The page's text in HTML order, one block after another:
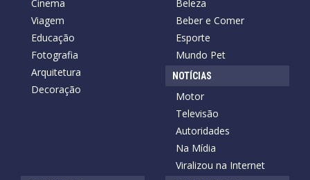
Cinema
Viagem
Educação
Fotografia
Arquitetura
Decoração
Beleza
Beber e Comer
Esporte
Mundo Pet
NOTÍCIAS
Motor
Televisão
Autoridades
Na Mídia
Viralizou na Internet